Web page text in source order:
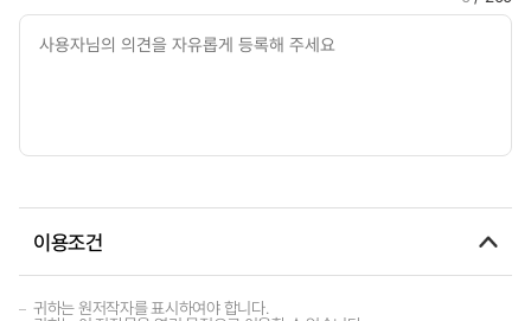
이용조건
귀하는 원저작자를 표시하여야 합니다.